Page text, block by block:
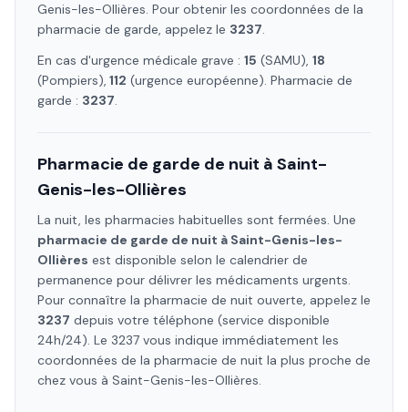
Genis-les-Ollières. Pour obtenir les coordonnées de la
pharmacie de garde, appelez le 3237.
En cas d'urgence médicale grave : 15 (SAMU), 18
(Pompiers), 112 (urgence européenne). Pharmacie de
garde : 3237.
Pharmacie de garde de nuit à Saint-
Genis-les-Ollières
La nuit, les pharmacies habituelles sont fermées. Une
pharmacie de garde de nuit à Saint-Genis-les-
Ollières est disponible selon le calendrier de
permanence pour délivrer les médicaments urgents.
Pour connaître la pharmacie de nuit ouverte, appelez le
3237 depuis votre téléphone (service disponible
24h/24). Le 3237 vous indique immédiatement les
coordonnées de la pharmacie de nuit la plus proche de
chez vous à Saint-Genis-les-Ollières.